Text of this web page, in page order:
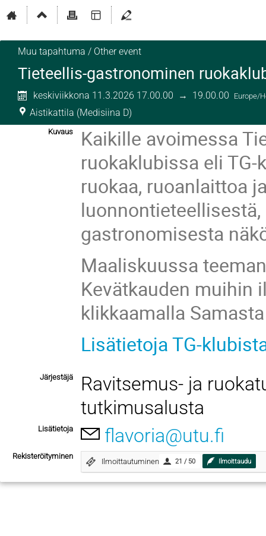
Muu tapahtuma / Other event
Tieteellis-gastronominen
keskiviikkona 11.3.2026 17.00.00 → 19.00.00 Europe/
Aistikattila (Medisiina D)
Kuvaus
Kaikille avoimessa
ruokaklubissa eli
ruokaa, ruoanlaittoa
gastronomisesta
Maaliskuussa
Kevätkauden muihin
klikkaamalla
Lisätietoja TG-
Järjestäjä
Ravitsemus- ja
tutkimusalusta
Lisätietoja flavoria@utu.fi
Rekisteröityminen
Ilmoittautuminen 21 / 50 Ilmoittaudu